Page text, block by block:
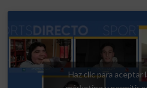
Haz clic para aceptar